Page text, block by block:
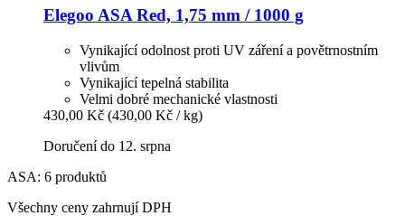
Elegoo ASA Red, 1,75 mm / 1000 g
Vynikající odolnost proti UV záření a povětrnostním
vlivům
Vynikající tepelná stabilita
Velmi dobré mechanické vlastnosti
430,00 Kč (430,00 Kč / kg)
Doručení do 12. srpna
ASA: 6 produktů
Všechny ceny zahrnují DPH